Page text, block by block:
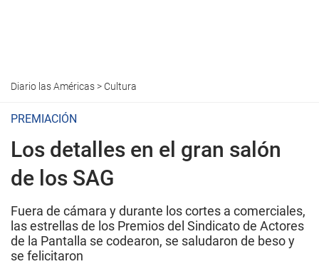
Diario las Américas> Cultura
PREMIACIÓN
Los detalles en el gran salón
de los SAG
Fuera de cámara y durante los cortes a comerciales,
las estrellas de los Premios del Sindicato de Actores
de la Pantalla se codearon, se saludaron de beso y
se felicitaron